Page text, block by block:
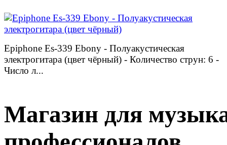
Epiphone Es-339 Ebony - Полуакустическая
электрогитара (цвет чёрный) - Количество струн: 6 -
Число л...
Магазин для